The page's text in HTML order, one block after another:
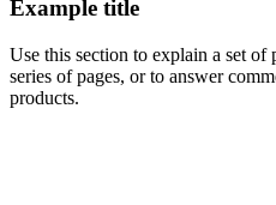
Example title
Use this section to explain a set of
series of pages, or to answer
products.